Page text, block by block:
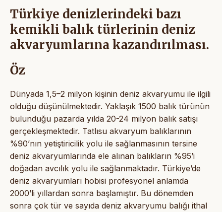
Türkiye denizlerindeki bazı
kemikli balık türlerinin deniz
akvaryumlarına kazandırılması.
Öz
Dünyada 1,5–2 milyon kişinin deniz akvaryumu ile ilgili
olduğu düşünülmektedir. Yaklaşık 1500 balık türünün
bulunduğu pazarda yılda 20-24 milyon balık satışı
gerçekleşmektedir. Tatlısu akvaryum balıklarının
%90’nın yetiştiricilik yolu ile sağlanmasının tersine
deniz akvaryumlarında ele alınan balıkların %95’i
doğadan avcılık yolu ile sağlanmaktadır. Türkiye’de
deniz akvaryumları hobisi profesyonel anlamda
2000’li yıllardan sonra başlamıştır. Bu dönemden
sonra çok tür ve sayıda deniz akvaryumu balığı ithal